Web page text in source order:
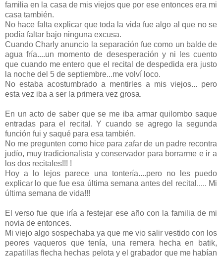
familia en la casa de mis viejos que por ese entonces era mi
casa también.
No hace falta explicar que toda la vida fue algo al que no se
podía faltar bajo ninguna excusa.
Cuando Charly anuncio la separación fue como un balde de
agua fría....un momento de desesperación y ni les cuento
que cuando me entero que el recital de despedida era justo
la noche del 5 de septiembre...me volví loco.
No estaba acostumbrado a mentirles a mis viejos... pero
esta vez iba a ser la primera vez grosa.
En un acto de saber que se me iba armar quilombo saque
entradas para el recital. Y cuando se agrego la segunda
función fui y saqué para esa también.
No me pregunten como hice para zafar de un padre recontra
judío, muy tradicionalista y conservador para borrarme e ir a
los dos recitales!!! !
Hoy a lo lejos parece una tontería....pero no les puedo
explicar lo que fue esa última semana antes del recital..... Mi
última semana de vida!!!
El verso fue que iría a festejar ese año con la familia de mi
novia de entonces.
Mi viejo algo sospechaba ya que me vio salir vestido con los
peores vaqueros que tenía, una remera hecha en batik,
zapatillas flecha hechas pelota y el grabador que me habían